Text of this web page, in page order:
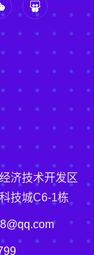
济技术开发区
技城C6-1栋